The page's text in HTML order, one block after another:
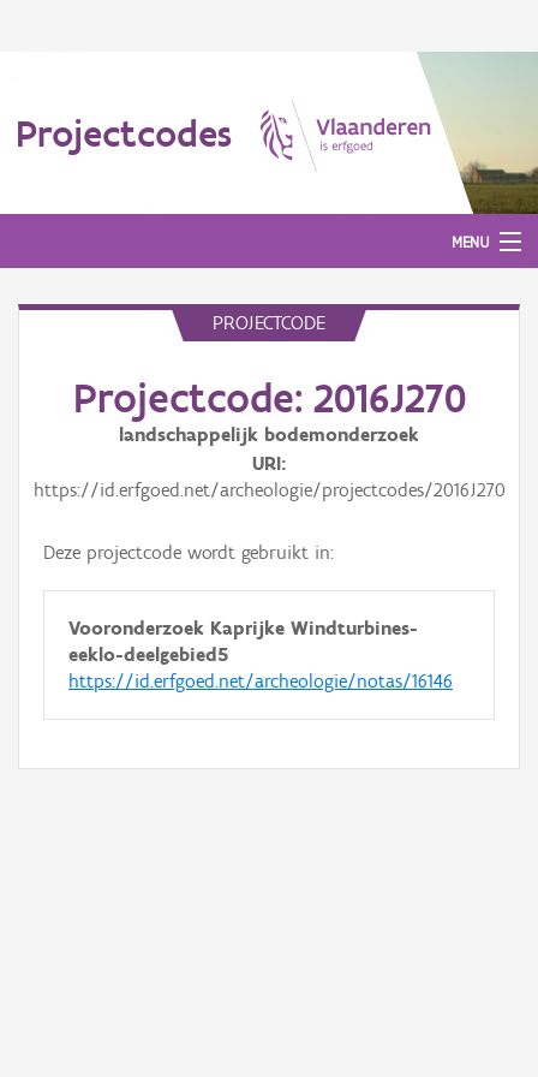
Projectcodes
MENU
PROJECTCODE
Projectcode: 2016J270
landschappelijk bodemonderzoek
URI
https://id.erfgoed.net/archeologie/projectcodes/2016J270
Deze projectcode wordt gebruikt in:
Vooronderzoek Kaprijke Windturbines-
eeklo-deelgebied5
https://id.erfgoed.net/archeologie/notas/16146